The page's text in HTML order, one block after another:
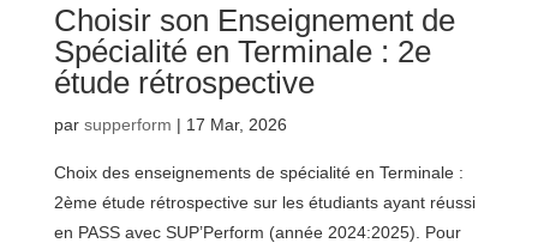
Choisir son Enseignement de
Spécialité en Terminale : 2e
étude rétrospective
par supperform | 17 Mar, 2026
Choix des enseignements de spécialité en Terminale :
2ème étude rétrospective sur les étudiants ayant réussi
en PASS avec SUP’Perform (année 2024:2025). Pour